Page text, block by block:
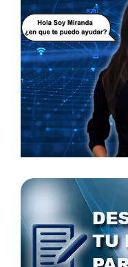
sociedad de paz y
contra la corrupción
Gobierno, Nicolás